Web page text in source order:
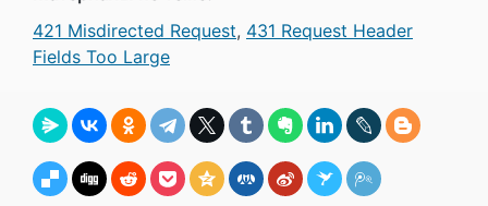
421 Misdirected Request, 431 Request Header
Fields Too Large